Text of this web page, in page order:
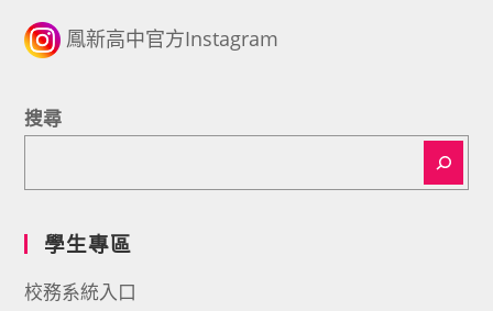
鳳新高中官方Instagram
搜尋
學生專區
校務系統入口